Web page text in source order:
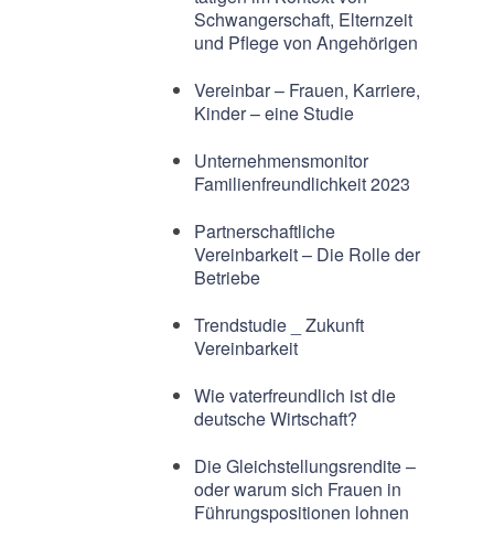
Schwangerschaft, Elternzeit
und Pflege von Angehörigen
Vereinbar – Frauen, Karriere,
Kinder – eine Studie
Unternehmensmonitor
Familienfreundlichkeit 2023
Partnerschaftliche
Vereinbarkeit – Die Rolle der
Betriebe
Trendstudie _ Zukunft
Vereinbarkeit
Wie vaterfreundlich ist die
deutsche Wirtschaft?
Die Gleichstellungsrendite –
oder warum sich Frauen in
Führungspositionen lohnen